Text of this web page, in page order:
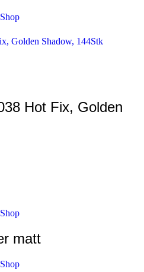
Hot Fix, Golden
matt